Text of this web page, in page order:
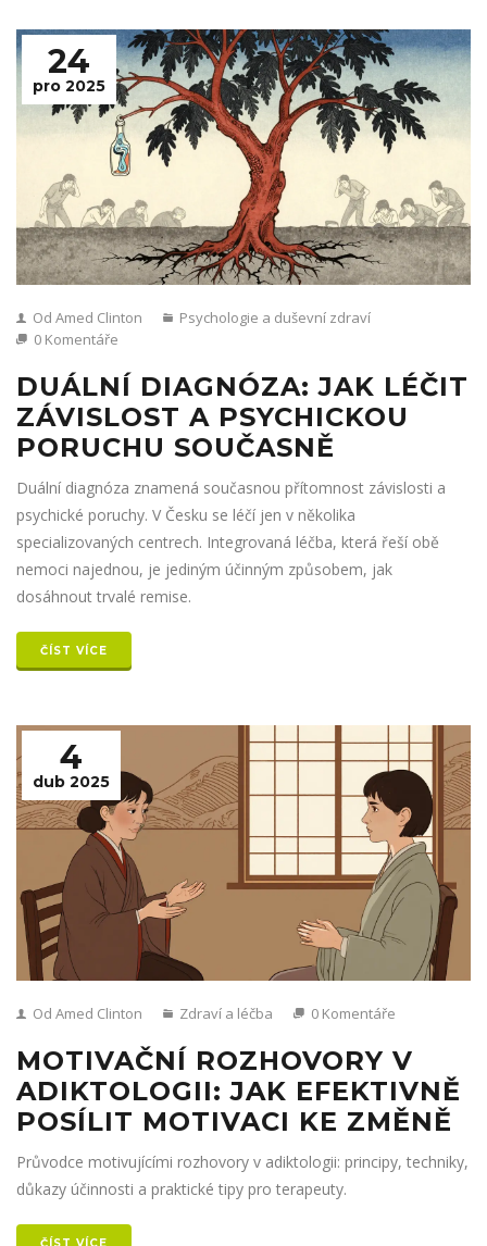
24
pro 2025
Od Amed Clinton
Psychologie a duševní zdraví
0 Komentáře
DUÁLNÍ DIAGNÓZA: JAK LÉČIT
ZÁVISLOST A PSYCHICKOU
PORUCHU SOUČASNĚ
Duální diagnóza znamená současnou přítomnost závislosti a
psychické poruchy. V Česku se léčí jen v několika
specializovaných centrech. Integrovaná léčba, která řeší obě
nemoci najednou, je jediným účinným způsobem, jak
dosáhnout trvalé remise.
ČÍST VÍCE
4
dub 2025
Od Amed Clinton Zdraví a léčba 0 Komentáře
MOTIVAČNÍ ROZHOVORY V
ADIKTOLOGII: JAK EFEKTIVNĚ
POSÍLIT MOTIVACI KE ZMĚNĚ
Průvodce motivujícími rozhovory v adiktologii: principy, techniky,
důkazy účinnosti a praktické tipy pro terapeuty.